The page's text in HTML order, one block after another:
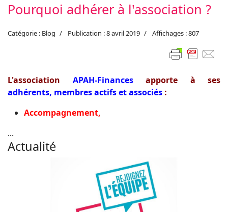
Pourquoi adhérer à l'association ?
Catégorie : Blog Publication : 8 avril 2019 Affichages : 807
L'association APAH-Financesapporte à ses
adhérents, membres actifs et associés :
Accompagnement,
...
Actualité